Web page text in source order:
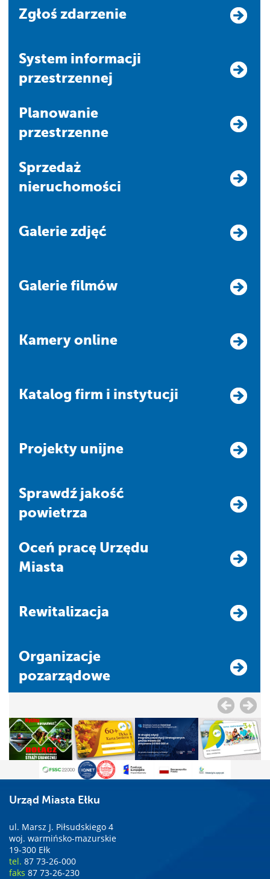
Zgłoś zdarzenie
system informacji
przestrzennej
Planowanie
przestrzenne
Sprzedaż
nieruchomości
Galerie zdjęć
Galerie filmów
Kamery online
Katalog firm i instytucji
Projekty unijne
Sprawdź jakość
powietrza
Oceń pracę Urzędu
Miasta
Rewitalizacja
Organizacje
pozarządowe
Urząd Miasta Ełku
ul. Marsz J. Piłsudskiego 4
woj. warmińsko-mazurskie
19-300 Ełk
tel. 87 73-26-000
faks 87 73-26-230